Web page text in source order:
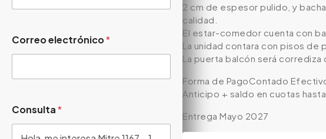
Correo electrónico*
Consulta*
2 cm de espesor pulido, y
calidad.
El estar-comedor cuenta con
La unidad contara con pisos de
La puerta balcón será corrediza
Forma de PagoContado
Anticipo + saldo en cuotas
Entrega Mayo 2027